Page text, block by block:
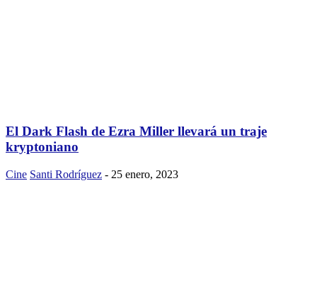
El Dark Flash de Ezra Miller llevará un traje
kryptoniano
Cine Santi Rodríguez - 25 enero, 2023